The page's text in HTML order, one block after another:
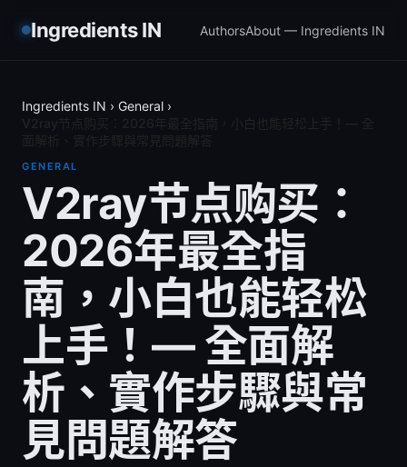
Ingredients IN AuthorsAbout — Ingredients IN
Ingredients IN › General ›
GENERAL
V2ray节点购买：
2026年最全指
南，小白也能轻松
上手！— 全面解
析、實作步驟與常
見問題解答